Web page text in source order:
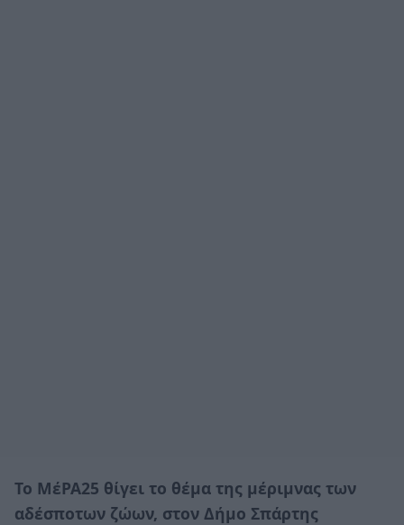
Το ΜέΡΑ25 θίγει το θέμα της μέριμνας των
αδέσποτων ζώων, στον Δήμο Σπάρτης